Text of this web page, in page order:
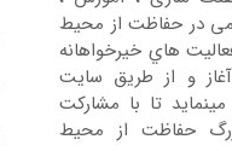
در حفاظت از محیط
هاي خیرخواهانه
و از طریق سایت
تا با مشارکت
حفاظت از محیط